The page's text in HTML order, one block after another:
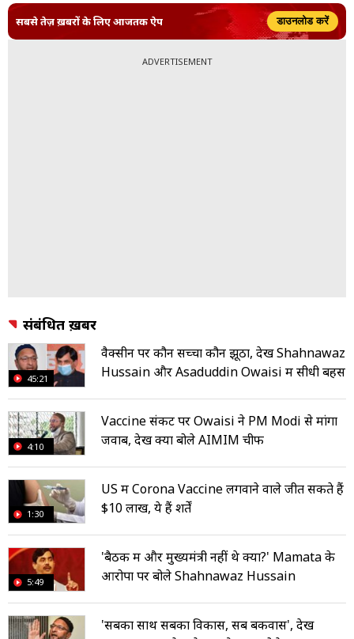
सबसे तेज़ ख़बरों के लिए आजतक ऐप डाउनलोड करें
ADVERTISEMENT
संबंधित ख़बरें
45:21
वैक्सीन पर कौन सच्चा कौन झूठा, देखें Shahnawaz
Hussain और Asaduddin Owaisi में सीधी बहस
4:10
Vaccine संकट पर Owaisi ने PM Modi से मांगा
जवाब, देखें क्या बोले AIMIM चीफ
1:30
US में Corona Vaccine लगवाने वाले जीत सकते हैं
$10 लाख, ये हैं शर्तें
5:49
'बैठक में और मुख्यमंत्री नहीं थे क्या?' Mamata के
आरोपों पर बोले Shahnawaz Hussain
'सबका साथ सबका विकास, सब बकवास', देखें